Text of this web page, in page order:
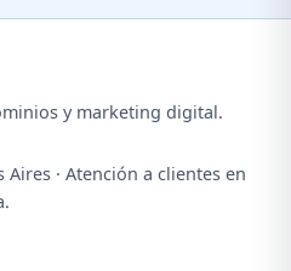
y marketing digital.
· Atención a clientes en